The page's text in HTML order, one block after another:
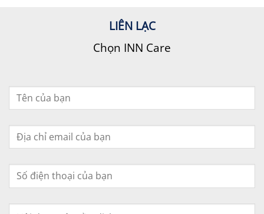
LIÊN LẠC
Chọn INN Care